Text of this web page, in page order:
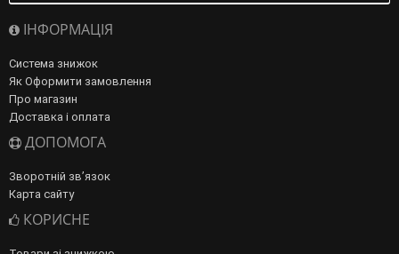
ІНФОРМАЦІЯ
Система знижок
Як Оформити замовлення
Про магазин
Доставка і оплата
ДОПОМОГА
Зворотній зв’язок
Карта сайту
КОРИСНЕ